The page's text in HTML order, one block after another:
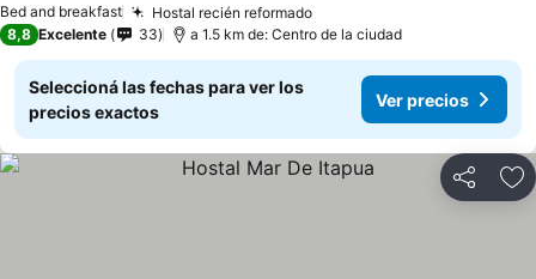
Bed and breakfast Hostal recién reformado
8,8 Excelente 33 a 1.5 km de: Centro de la ciudad
Seleccioná las fechas para ver los
precios exactos
Ver precios
Compartir